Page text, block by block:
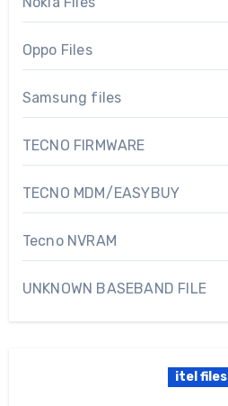
Oppo Files
Samsung files
TECNO FIRMWARE
TECNO MDM/EASYBUY
Tecno NVRAM
UNKNOWN BASEBAND FILE
itel files